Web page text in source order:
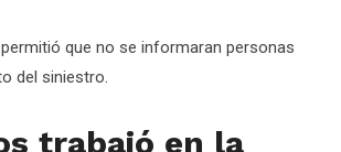
que no se informaran personas
del siniestro.
trabajó en la